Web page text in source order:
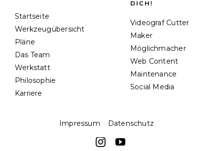
Startseite
Werkzeugübersicht
Pläne
Das Team
Werkstatt
Philosophie
Karriere
DICH!
Videograf Cutter
Maker
Möglichmacher
Web Content
Maintenance
Social Media
Impressum Datenschutz